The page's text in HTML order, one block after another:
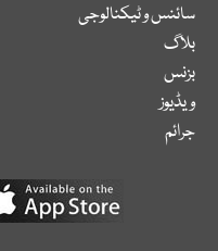
سائنس و ٹیکنالوجی
بلاگ
بزنس
ویڈیوز
جرائم